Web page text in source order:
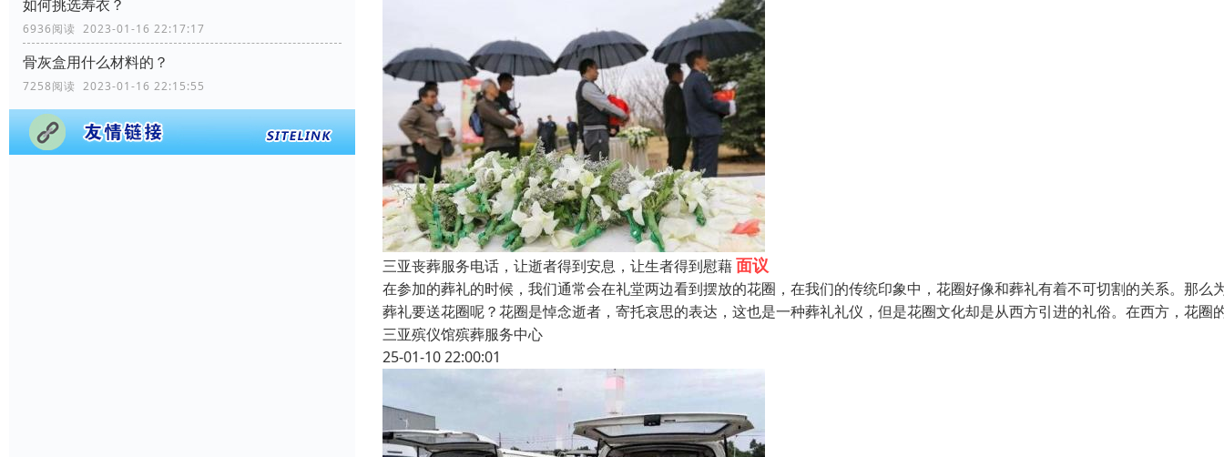
如何挑选寿衣？
6936阅读 2023-01-16 22:17:17
骨灰盒用什么材料的？
7258阅读 2023-01-16 22:15:55
三亚丧葬服务电话，让逝者得到安息，让生者得到慰藉面议
在参加的葬礼的时候，我们通常会在礼堂两边看到摆放的花圈，在我们的传统印象中，花圈好像和葬礼有着不可切割的关系。那么
葬礼要送花圈呢？花圈是悼念逝者，寄托哀思的表达，这也是一种葬礼礼仪，但是花圈文化却是从西方引进的礼俗。在西方，花圈
三亚殡仪馆殡葬服务中心
25-01-10 22:00:01